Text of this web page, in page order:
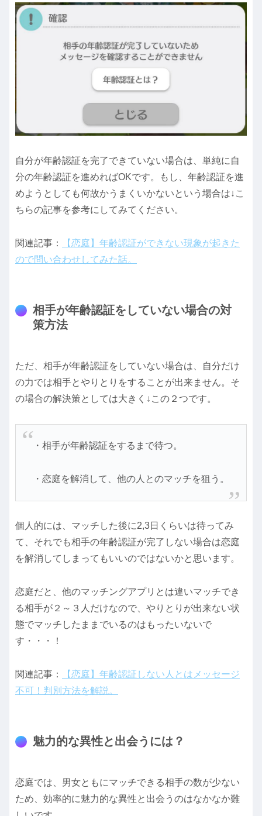
自分が年齢認証を完了できていない場合は、単純に自
分の年齢認証を進めればOKです。もし、年齢認証を進
めようとしても何故かうまくいかないという場合は↓こ
ちらの記事を参考にしてみてください。
関連記事：
【恋庭】年齢認証ができない現象が起きた
ので問い合わせしてみた話。
相手が年齢認証をしていない場合の対
策方法
ただ、相手が年齢認証をしていない場合は、自分だけ
の力では相手とやりとりをすることが出来ません。そ
の場合の解決策としては大きく↓この２つです。
・相手が年齢認証をするまで待つ。
・恋庭を解消して、他の人とのマッチを狙う。
個人的には、マッチした後に2,3日くらいは待ってみ
て、それでも相手の年齢認証が完了しない場合は恋庭
を解消してしまってもいいのではないかと思います。
恋庭だと、他のマッチングアプリとは違いマッチでき
る相手が２～３人だけなので、やりとりが出来ない状
態でマッチしたままでいるのはもったいないで
す・・・！
関連記事：
【恋庭】年齢認証しない人とはメッセージ
不可！判別方法を解説。
魅力的な異性と出会うには？
恋庭では、男女ともにマッチできる相手の数が少ない
ため、効率的に魅力的な異性と出会うのはなかなか難